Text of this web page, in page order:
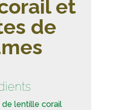
et
de
lentille corail